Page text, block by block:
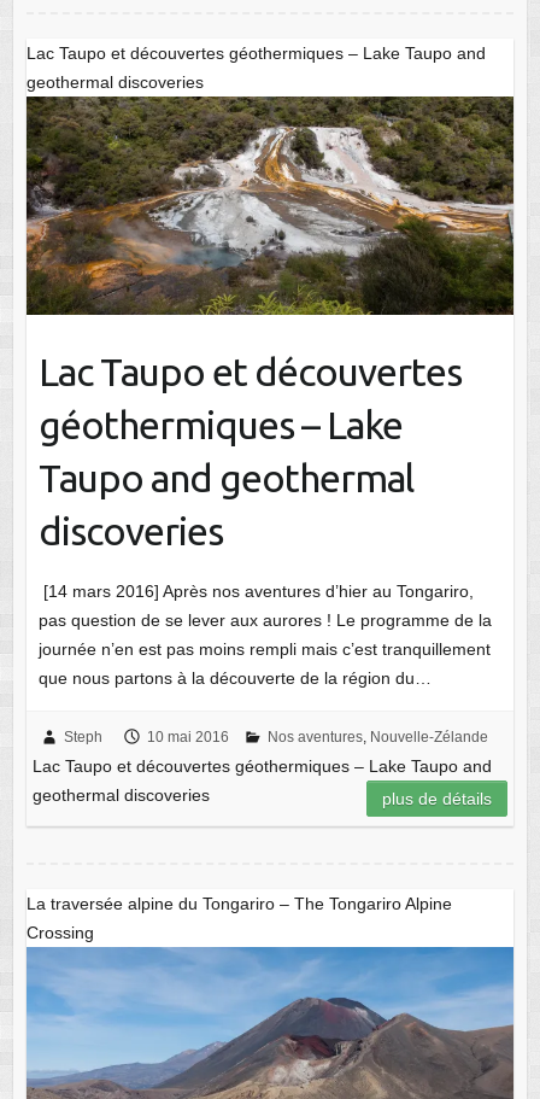
Lac Taupo et découvertes géothermiques – Lake Taupo and
geothermal discoveries
Lac Taupo et découvertes
géothermiques – Lake
Taupo and geothermal
discoveries
[14 mars 2016] Après nos aventures d’hier au Tongariro,
pas question de se lever aux aurores ! Le programme de la
journée n’en est pas moins rempli mais c’est tranquillement
que nous partons à la découverte de la région du…
Steph 10 mai 2016 Nos aventures, Nouvelle-Zélande
Lac Taupo et découvertes géothermiques – Lake Taupo and
geothermal discoveries
plus de détails
La traversée alpine du Tongariro – The Tongariro Alpine
Crossing